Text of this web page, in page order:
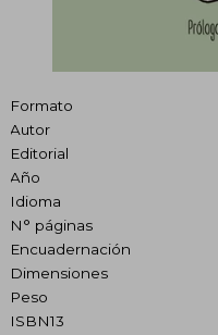
Formato
Autor
Editorial
Año
Idioma
N° páginas
Encuadernación
Dimensiones
Peso
ISBN13